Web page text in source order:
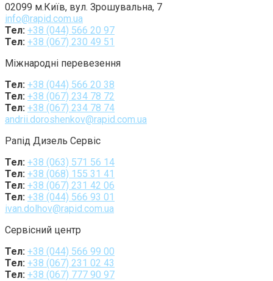
02099 м.Київ, вул. Зрошувальна, 7
info@rapid.com.ua
Тел: +38 (044) 566 20 97
Тел: +38 (067) 230 49 51
Міжнародні перевезення
Тел: +38 (044) 566 20 38
Тел: +38 (067) 234 78 72
Тел: +38 (067) 234 78 74
andrii.doroshenkov@rapid.com.ua
Рапід Дизель Сервіс
Тел: +38 (063) 571 56 14
Тел: +38 (068) 155 31 41
Тел: +38 (067) 231 42 06
Тел: +38 (044) 566 93 01
ivan.dolhov@rapid.com.ua
Сервісний центр
Тел: +38 (044) 566 99 00
Тел: +38 (067) 231 02 43
Тел: +38 (067) 777 90 97